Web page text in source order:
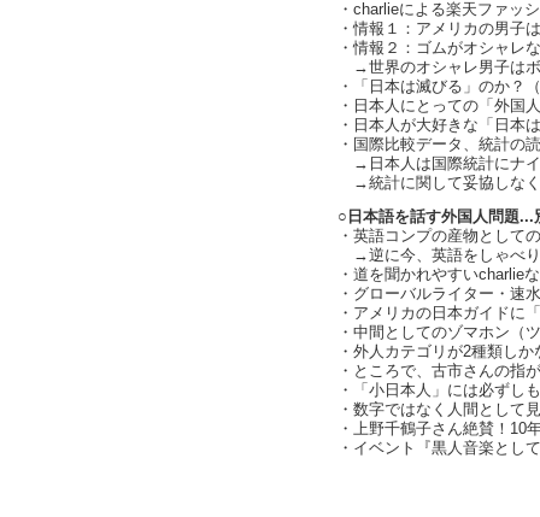
・charlieによる楽天ファッ
・情報１：アメリカの男子
・情報２：ゴムがオシャレ
→世界のオシャレ男子は
・「日本は滅びる」のか？
・日本人にとっての「外国
・日本人が大好きな「日本
・国際比較データ、統計の
→日本人は国際統計にナ
→統計に関して妥協しな
○日本語を話す外国人問題...
・英語コンプの産物として
→逆に今、英語をしゃべ
・道を聞かれやすいcharlie
・グローバルライター・速
・アメリカの日本ガイドに
・中間としてのゾマホン（
・外人カテゴリが2種類し
・ところで、古市さんの指
・「小日本人」には必ずし
・数字ではなく人間として
・上野千鶴子さん絶賛！10
・イベント『黒人音楽とし